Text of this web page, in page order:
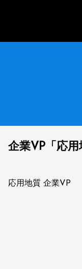
企業VP「応用
応用地質 企業VP